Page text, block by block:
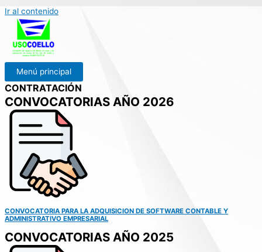
Ir al contenido
Menú principal
CONTRATACIÓN
CONVOCATORIAS AÑO 2026
CONVOCATORIA PARA LA ADQUISICION DE SOFTWARE CONTABLE Y
ADMINISTRATIVO EMPRESARIAL
CONVOCATORIAS AÑO 2025